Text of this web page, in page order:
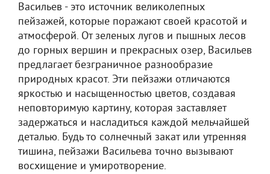
Васильев - это источник великолепных
пейзажей, которые поражают своей красотой и
атмосферой. От зеленых лугов и пышных лесов
до горных вершин и прекрасных озер, Васильев
предлагает безграничное разнообразие
природных красот. Эти пейзажи отличаются
яркостью и насыщенностью цветов, создавая
неповторимую картину, которая заставляет
задержаться и насладиться каждой мельчайшей
деталью. Будь то солнечный закат или утренняя
тишина, пейзажи Васильева точно вызывают
восхищение и умиротворение.